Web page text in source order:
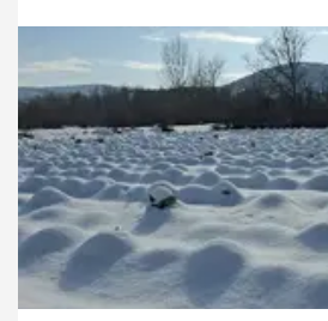
13.01.2026 Malatya